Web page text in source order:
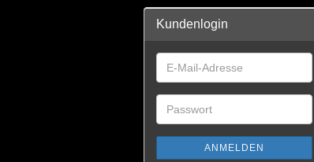
Kundenlogin
ANMELDEN